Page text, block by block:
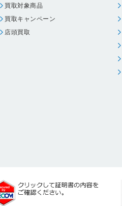
買取対象商品
買取キャンペーン
店頭買取